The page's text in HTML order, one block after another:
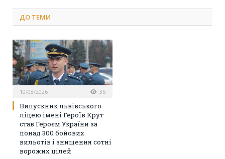
ДО ТЕМИ
10/08/2026 35
Випускник львівського
ліцею імені Героїв Крут
став Героєм України за
понад 300 бойових
вильотів і знищення сотні
ворожих цілей